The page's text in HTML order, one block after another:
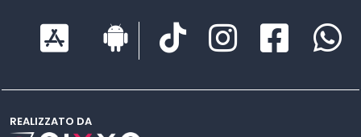
REALIZZATO DA